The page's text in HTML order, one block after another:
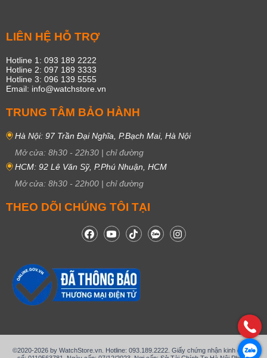
LIÊN HỆ HỖ TRỢ
Hotline 1: 093 189 2222
Hotline 2: 097 189 3333
Hotline 3: 096 139 5555
Email: info@watchstore.vn
TRUNG TÂM BẢO HÀNH
Hà Nội: 97 Trần Đại Nghĩa, P.Bạch Mai, Hà Nội
Mở cửa: 8h30 - 22h30 | chỉ đường
HCM: 92 Lê Văn Sỹ, P.Phú Nhuận, HCM
Mở cửa: 8h30 - 22h00 | chỉ đường
THEO DÕI CHÚNG TÔI TẠI
©2020-2026 by WatchStore.vn. Hotline: 093.189.2222. Giấy chứng nhận kinh doanh